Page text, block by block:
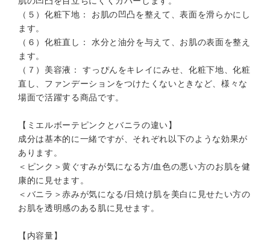
（５）化粧下地： お肌の凹凸を整えて、表面を滑らかにし
ます。
（６）化粧直し： 水分と油分を与えて、お肌の表面を整え
ます。
（７）美容液： すっぴんをキレイにみせ、化粧下地、化粧
直し、ファンデーションをつけたくないときなど、様々な
場面で活躍する商品です。
【ミエルボーテピンクとバニラの違い】
成分は基本的に一緒ですが、それぞれ以下のような効果が
あります。
＜ピンク＞黄ぐすみが気になる方/血色の悪い方のお肌を健
康的に見せます。
＜バニラ＞赤みが気になる/日焼け肌を美白に見せたい方の
お肌を透明感のある肌に見せます。
【内容量】